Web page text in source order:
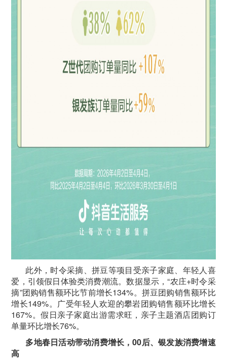
此外，时令采摘、拼豆等项目受亲子家庭、年轻人喜
爱，引领假日体验类消费潮流。数据显示，“农庄+时令采
摘”团购销售额环比节前增长134%。拼豆团购销售额环比
增长149%。广受年轻人欢迎的攀岩团购销售额环比增长
167%。假日亲子家庭出游需求旺，亲子主题酒店团购订
单量环比增长76%。
多地春日活动带动消费增长，00后、银发族消费增速
高